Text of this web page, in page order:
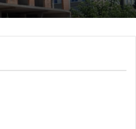
суд оскаржить
на вул.